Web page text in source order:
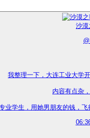
沙漠
@
我整理一下，大连工业大学
内容有点杂
业学生，用她男朋友的